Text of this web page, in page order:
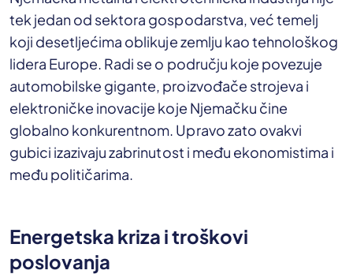
tek jedan od sektora gospodarstva, već temelj
koji desetljećima oblikuje zemlju kao tehnološkog
lidera Europe. Radi se o području koje povezuje
automobilske gigante, proizvođače strojeva i
elektroničke inovacije koje Njemačku čine
globalno konkurentnom. Upravo zato ovakvi
gubici izazivaju zabrinutost i među ekonomistima i
među političarima.
Energetska kriza i troškovi
poslovanja